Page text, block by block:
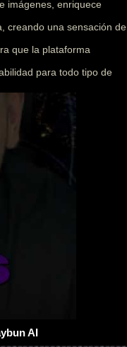
imágenes, enriquece
creando una sensación de
que la plataforma
para todo tipo de
AI